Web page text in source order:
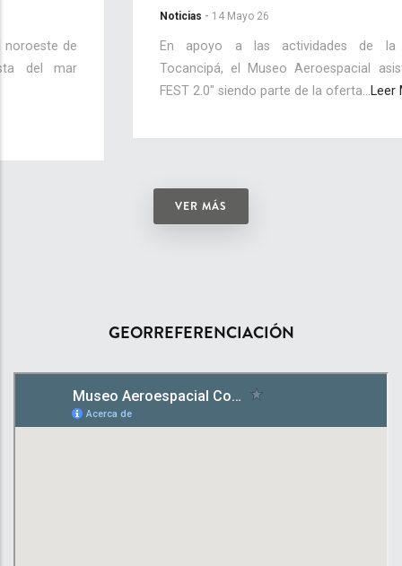
En apoyo a las actividades de la Alcaldía de
Tocancipá, el Museo Aeroespacial asiste al " MOM
FEST 2.0" siendo parte de la oferta...Leer Más
VER MÁS
GEORREFERENCIACIÓN